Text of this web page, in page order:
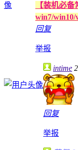
【装机必
win7/win10/
回复
举报
intime
回复
举报